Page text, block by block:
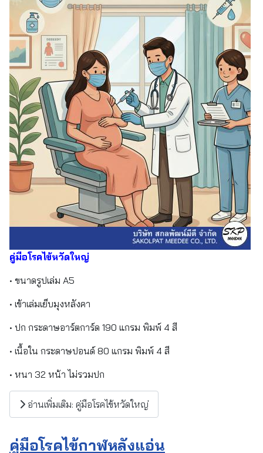
คู่มือโรคไข้หวัดใหญ่
• ขนาดรูปเล่ม A5
• เข้าเล่มเย็บมุงหลังคา
• ปก กระดาษอาร์ตการ์ด 190 แกรม พิมพ์ 4 สี
• เนื้อใน กระดาษปอนด์ 80 แกรม พิมพ์ 4 สี
• หนา 32 หน้า ไม่รวมปก
อ่านเพิ่มเติม: คู่มือโรคไข้หวัดใหญ่
คู่มือโรคไข้กาฬหลังแอ่น